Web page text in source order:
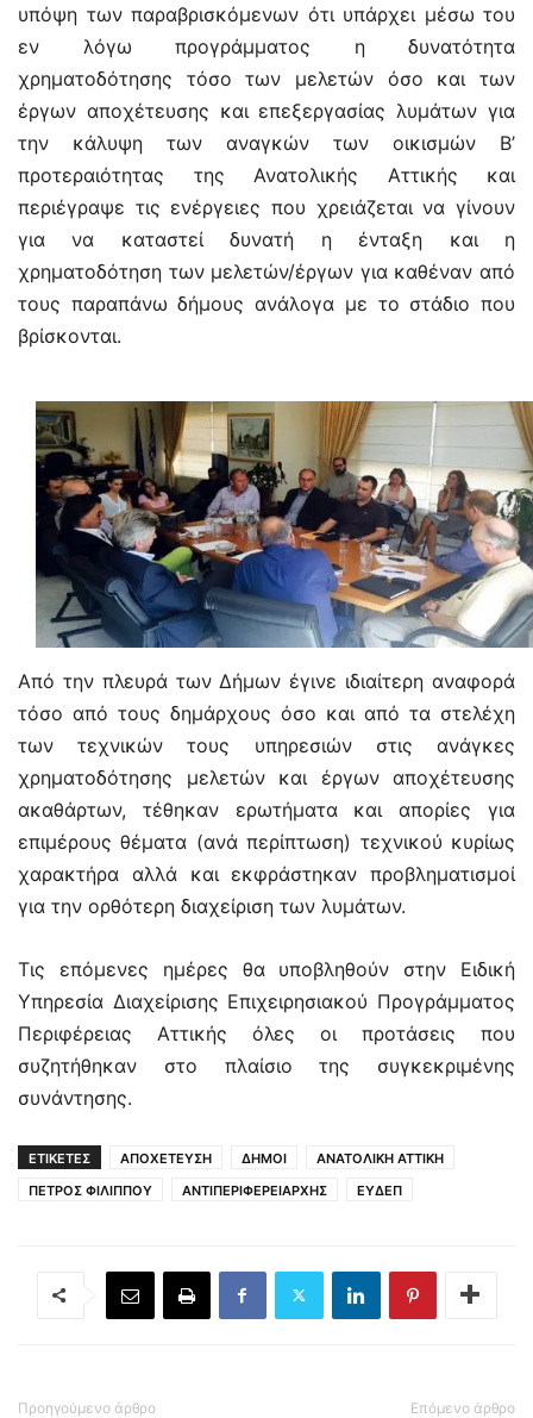
υπόψη των παραβρισκόμενων ότι υπάρχει μέσω του
εν λόγω προγράμματος η δυνατότητα
χρηματοδότησης τόσο των μελετών όσο και των
έργων αποχέτευσης και επεξεργασίας λυμάτων για
την κάλυψη των αναγκών των οικισμών Β’
προτεραιότητας της Ανατολικής Αττικής και
περιέγραψε τις ενέργειες που χρειάζεται να γίνουν
για να καταστεί δυνατή η ένταξη και η
χρηματοδότηση των μελετών/έργων για καθέναν από
τους παραπάνω δήμους ανάλογα με το στάδιο που
βρίσκονται.
Από την πλευρά των Δήμων έγινε ιδιαίτερη αναφορά
τόσο από τους δημάρχους όσο και από τα στελέχη
των τεχνικών τους υπηρεσιών στις ανάγκες
χρηματοδότησης μελετών και έργων αποχέτευσης
ακαθάρτων, τέθηκαν ερωτήματα και απορίες για
επιμέρους θέματα (ανά περίπτωση) τεχνικού κυρίως
χαρακτήρα αλλά και εκφράστηκαν προβληματισμοί
για την ορθότερη διαχείριση των λυμάτων.
Τις επόμενες ημέρες θα υποβληθούν στην Ειδική
Υπηρεσία Διαχείρισης Επιχειρησιακού Προγράμματος
Περιφέρειας Αττικής όλες οι προτάσεις που
συζητήθηκαν στο πλαίσιο της συγκεκριμένης
συνάντησης.
ΕΤΙΚΕΤΕΣ ΑΠΟΧΕΤΕΥΣΗ ΔΗΜΟΙ
ΑΝΑΤΟΛΙΚΗ ΑΤΤΙΚΗ
ΠΕΤΡΟΣ ΦΙΛΙΠΠΟΥ
ΑΝΤΙΠΕΡΙΦΕΡΕΙΑΡΧΗΣ ΕΥΔΕΠ
Προηγούμενο άρθρο Επόμενο άρθρο